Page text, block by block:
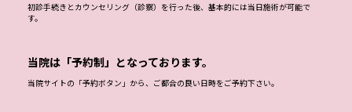
初診手続きとカウンセリング（診察）を行った後、基本的には当日施術が可能で
す。
当院は「予約制」となっております。
当院サイトの「予約ボタン」から、ご都合の良い日時をご予約下さい。